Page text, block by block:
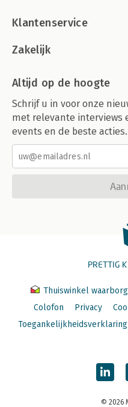
Klantenservice
Zakelijk
Altijd op de hoogte
Schrijf u in voor onze
met relevante interviews
events en de beste acties.
PRETTIG
Thuiswinkel waarborg
Colofon
Privacy
Toegankelijkheidsverklaring
© 2026